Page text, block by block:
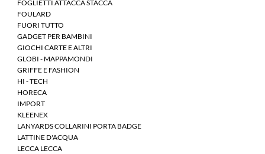
FOGLIETTI ATTACCA STACCA
FOULARD
FUORI TUTTO
GADGET PER BAMBINI
GIOCHI CARTE E ALTRI
GLOBI - MAPPAMONDI
GRIFFE E FASHION
HI - TECH
HORECA
IMPORT
KLEENEX
LANYARDS COLLARINI PORTA BADGE
LATTINE D'ACQUA
LECCA LECCA